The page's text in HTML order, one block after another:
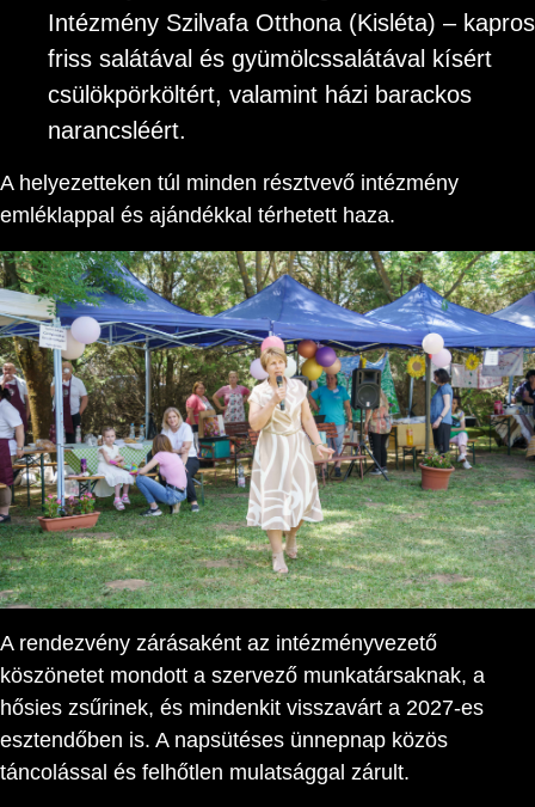
Intézmény Szilvafa Otthona (Kisléta) – kapros
friss salátával és gyümölcssalátával kísért
csülökpörköltért, valamint házi barackos
narancsléért.
A helyezetteken túl minden résztvevő intézmény
emléklappal és ajándékkal térhetett haza.
A rendezvény zárásaként az intézményvezető
köszönetet mondott a szervező munkatársaknak, a
hősies zsűrinek, és mindenkit visszavárt a 2027-es
esztendőben is. A napsütéses ünnepnap közös
táncolással és felhőtlen mulatsággal zárult.